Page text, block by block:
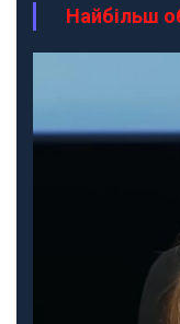
Найбільш